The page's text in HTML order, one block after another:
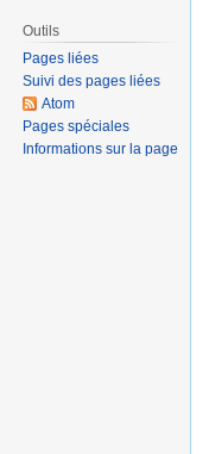
Outils
Pages liées
Suivi des pages liées
Atom
Pages spéciales
Informations sur la page